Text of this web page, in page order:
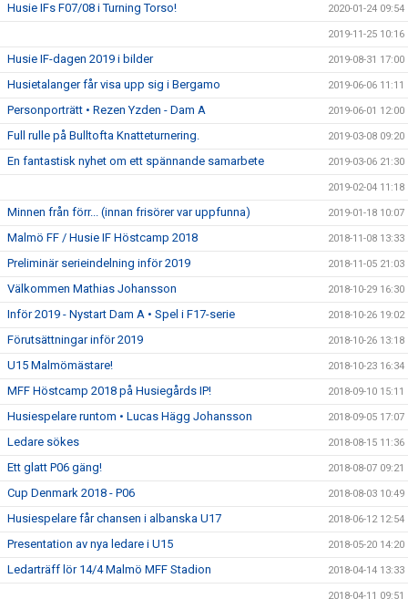
Husie IFs F07/08 i Turning Torso! 2020-01-24 09:54
2019-11-25 10:16
Husie IF-dagen 2019 i bilder 2019-08-31 17:00
Husietalanger får visa upp sig i Bergamo 2019-06-06 11:11
Personporträtt • Rezen Yzden - Dam A 2019-06-01 12:00
Full rulle på Bulltofta Knatteturnering. 2019-03-08 09:20
En fantastisk nyhet om ett spännande samarbete 2019-03-06 21:30
2019-02-04 11:18
Minnen från förr... (innan frisörer var uppfunna) 2019-01-18 10:07
Malmö FF / Husie IF Höstcamp 2018 2018-11-08 13:33
Preliminär serieindelning inför 2019 2018-11-05 21:03
Välkommen Mathias Johansson 2018-10-29 16:30
Inför 2019 - Nystart Dam A • Spel i F17-serie 2018-10-26 19:02
Förutsättningar inför 2019 2018-10-26 13:18
U15 Malmömästare! 2018-10-23 16:34
MFF Höstcamp 2018 på Husiegårds IP! 2018-09-10 15:11
Husiespelare runtom • Lucas Hägg Johansson 2018-09-05 17:07
Ledare sökes 2018-08-15 11:36
Ett glatt P06 gäng! 2018-08-07 09:21
Cup Denmark 2018 - P06 2018-08-03 10:49
Husiespelare får chansen i albanska U17 2018-06-12 12:54
Presentation av nya ledare i U15 2018-05-20 14:20
Ledarträff lör 14/4 Malmö MFF Stadion 2018-04-14 13:33
2018-04-11 09:51